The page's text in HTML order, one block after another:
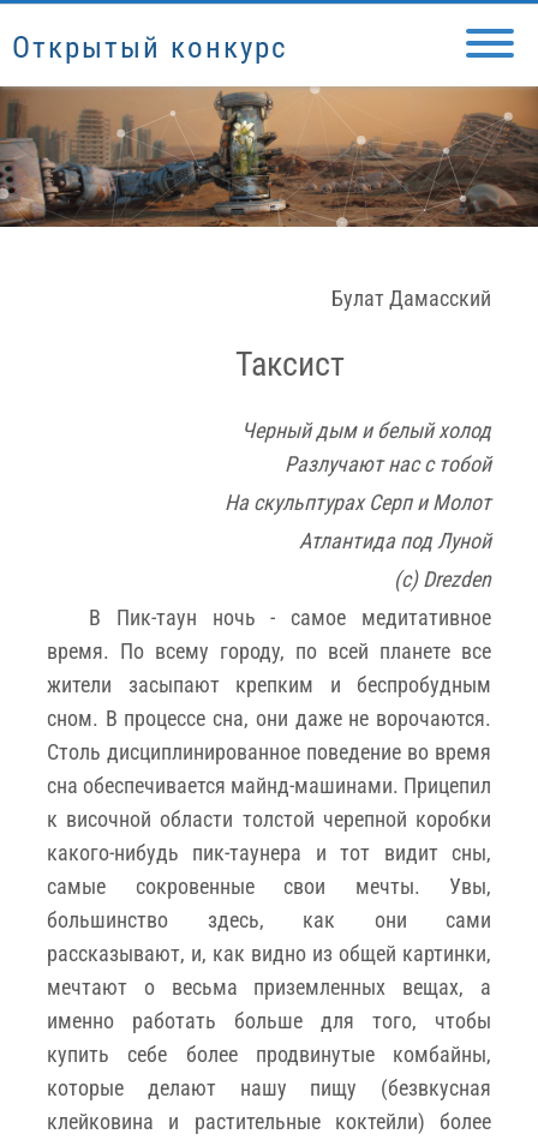
Открытый конкурс
Булат Дамасский
Таксист
Черный дым и белый холод
Разлучают нас с тобой
На скульптурах Серп и Молот
Атлантида под Луной
(с) Drezden
В Пик-таун ночь - самое медитативное
время. По всему городу, по всей планете все
жители засыпают крепким и беспробудным
сном. В процессе сна, они даже не ворочаются.
Столь дисциплинированное поведение во время
сна обеспечивается майнд-машинами. Прицепил
к височной области толстой черепной коробки
какого-нибудь пик-таунера и тот видит сны,
самые сокровенные свои мечты. Увы,
большинство здесь, как они сами
рассказывают, и, как видно из общей картинки,
мечтают о весьма приземленных вещах, а
именно работать больше для того, чтобы
купить себе более продвинутые комбайны,
которые делают нашу пищу (безвкусная
клейковина и растительные коктейли) более